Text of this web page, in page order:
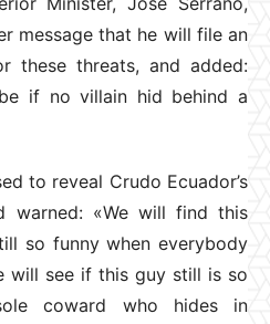
message that he will file an
these threats, and added:
if no villain hid behind a
to reveal Crudo Ecuador’s
warned: «We will find this
so funny when everybody
will see if this guy still is so
coward who hides in